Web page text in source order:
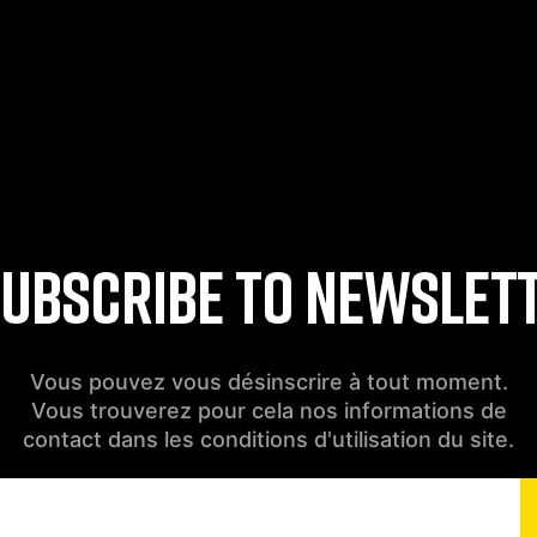
TO
Vous pouvez vous désinscrire à tout moment.
Vous trouverez pour cela nos informations de
contact dans les conditions d'utilisation du site.